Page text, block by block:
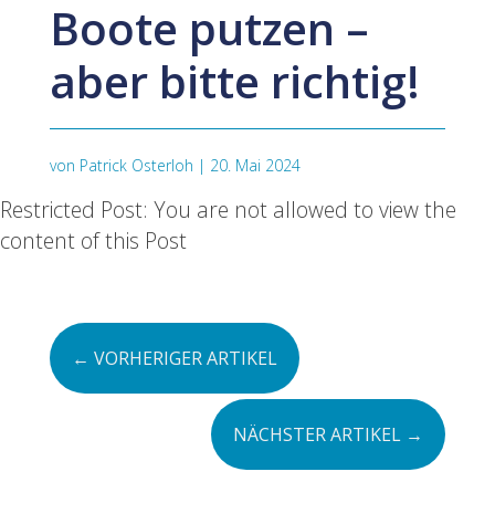
Boote putzen –
aber bitte richtig!
von Patrick Osterloh | 20. Mai 2024
Restricted Post: You are not allowed to view the
content of this Post
← VORHERIGER ARTIKEL
NÄCHSTER ARTIKEL →